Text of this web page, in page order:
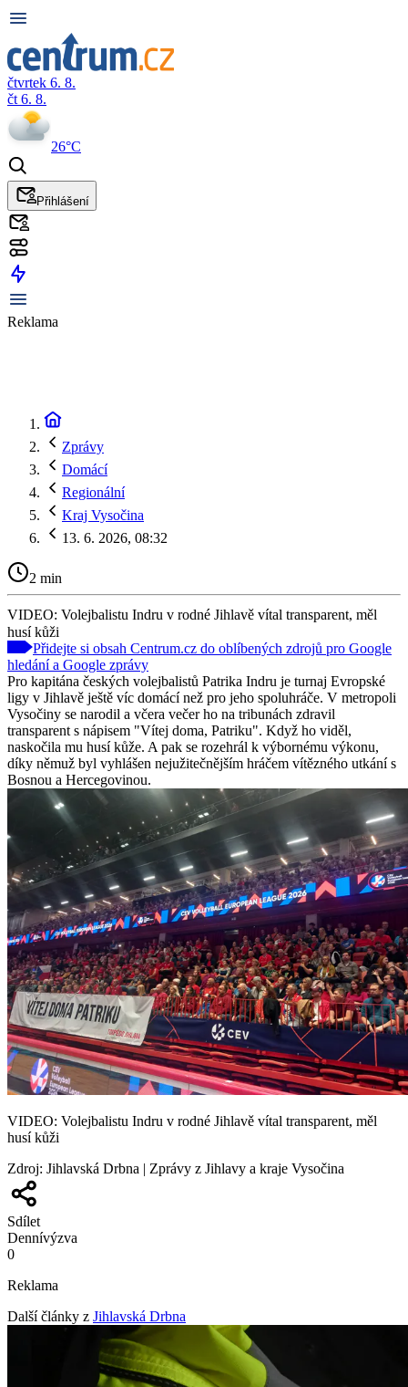
čtvrtek 6. 8.
čt 6. 8.
26°C
Přihlášení
Reklama
Zprávy
Domácí
Regionální
Kraj Vysočina
13. 6. 2026, 08:32
2 min
VIDEO: Volejbalistu Indru v rodné Jihlavě vítal transparent, měl
husí kůži
Přidejte si obsah Centrum.cz do oblíbených zdrojů pro Google
hledání a Google zprávy
Pro kapitána českých volejbalistů Patrika Indru je turnaj Evropské
ligy v Jihlavě ještě víc domácí než pro jeho spoluhráče. V metropoli
Vysočiny se narodil a včera večer ho na tribunách zdravil
transparent s nápisem "Vítej doma, Patriku". Když ho viděl,
naskočila mu husí kůže. A pak se rozehrál k výbornému výkonu,
díky němuž byl vyhlášen nejužitečnějším hráčem vítězného utkání s
Bosnou a Hercegovinou.
VIDEO: Volejbalistu Indru v rodné Jihlavě vítal transparent, měl
husí kůži
Zdroj: Jihlavská Drbna | Zprávy z Jihlavy a kraje Vysočina
Sdílet
Dennívýzva
0
Reklama
Další články z Jihlavská Drbna